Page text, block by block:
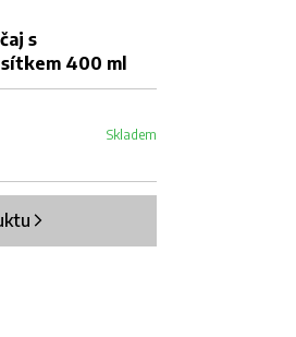
s
400 ml
Skladem